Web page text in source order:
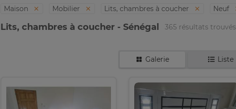
Maison
Mobilier Lits, chambres à coucher Neuf
Lits, chambres à coucher - Sénégal 365 résultats trouvés
Galerie Liste